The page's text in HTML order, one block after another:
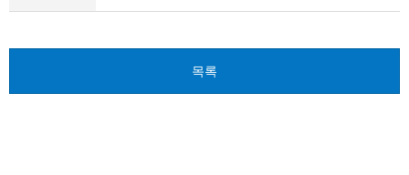
글
음
목록